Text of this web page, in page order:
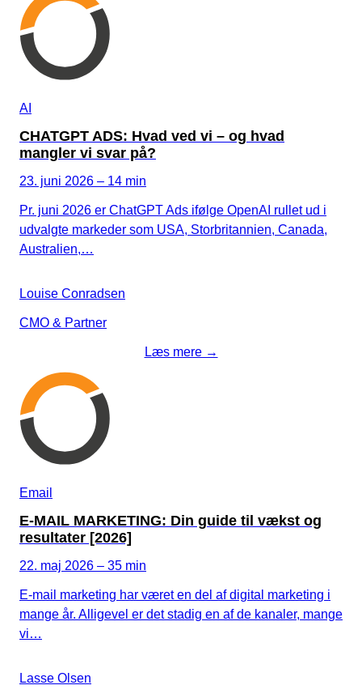
AI
CHATGPT ADS: Hvad ved vi – og hvad
mangler vi svar på?
23. juni 2026 – 14 min
Pr. juni 2026 er ChatGPT Ads ifølge OpenAI rullet ud i
udvalgte markeder som USA, Storbritannien, Canada,
Australien,…
Louise Conradsen
CMO & Partner
Læs mere →
Email
E-MAIL MARKETING: Din guide til vækst og
resultater [2026]
22. maj 2026 – 35 min
E-mail marketing har været en del af digital marketing i
mange år. Alligevel er det stadig en af de kanaler, mange
vi…
Lasse Olsen